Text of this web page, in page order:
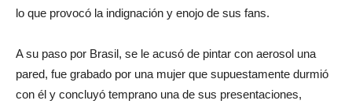
lo que provocó la indignación y enojo de sus fans.
A su paso por Brasil, se le acusó de pintar con aerosol una
pared, fue grabado por una mujer que supuestamente durmió
con él y concluyó temprano una de sus presentaciones,